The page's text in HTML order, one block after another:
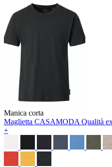
Manica corta
Maglietta CASAMODA Qualità
+